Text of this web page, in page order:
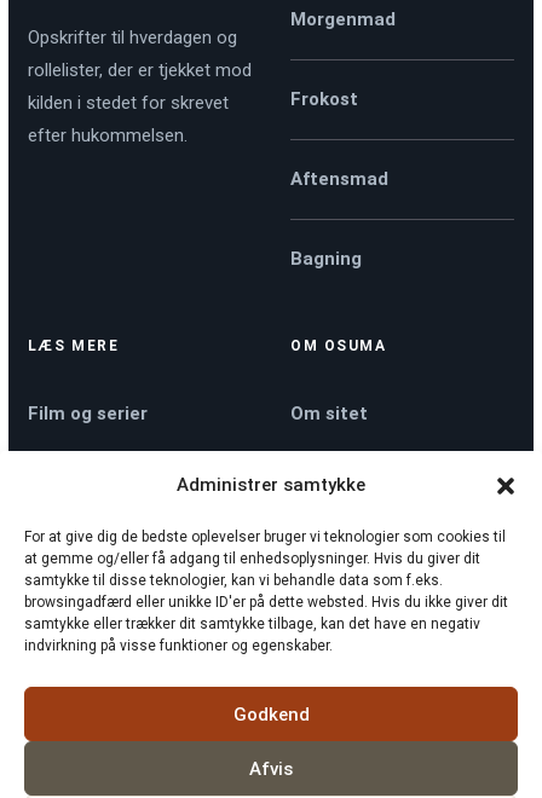
Administrer samtykke
For at give dig de bedste oplevelser bruger vi teknologier som cookies til
at gemme og/eller få adgang til enhedsoplysninger. Hvis du giver dit
samtykke til disse teknologier, kan vi behandle data som f.eks.
browsingadfærd eller unikke ID'er på dette websted. Hvis du ikke giver dit
samtykke eller trækker dit samtykke tilbage, kan det have en negativ
indvirkning på visse funktioner og egenskaber.
Godkend
Afvis
Opskrifter til hverdagen og
rollelister, der er tjekket mod
kilden i stedet for skrevet
efter hukommelsen.
Morgenmad
Frokost
Aftensmad
Bagning
LÆS MERE
Film og serier
Nyheder
Sådan tjekker vi
rollelister
OM OSUMA
Om sitet
Kontakt
Privatlivspolitik
Cookiepolitik